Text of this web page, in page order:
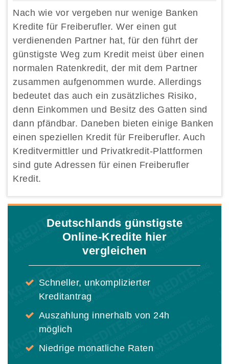
Nach wie vor vergeben nur wenige Banken
Kredite für Freiberufler. Wer einen gut
verdienenden Partner hat, für den führt der
günstigste Weg zum Kredit meist über einen
normalen Ratenkredit, der mit dem Partner
zusammen aufgenommen wurde. Allerdings
bedeutet das auch ein zusätzliches Risiko,
denn Einkommen und Besitz des Gatten sind
dann pfändbar. Daneben bieten einige Banken
einen speziellen Kredit für Freiberufler. Auch
Kreditvermittler und Privatkredit-Plattformen
sind gute Adressen für einen Freiberufler
Kredit.
Deutschlands günstigste
Online-Kredite hier
vergleichen
Schneller, unkomplizierter
Kreditantrag
Auszahlung innerhalb von 24h
möglich
Niedrige monatliche Raten